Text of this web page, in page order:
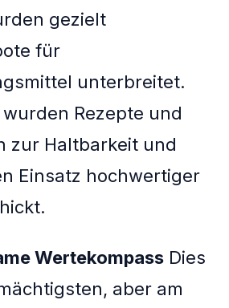
gezielt
für
unterbreitet.
Rezepte und
zur Haltbarkeit und
Einsatz hochwertiger
Wertekompass Dies
aber am